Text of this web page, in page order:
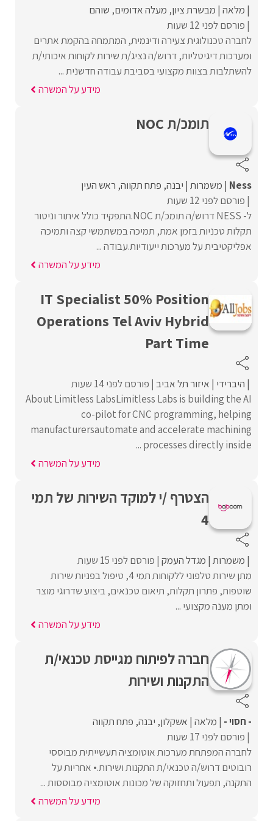
מלאה מבשרת ציון מעלה אדומים שוהם
פורסם לפני 12 שעות
לחברה טכנולוגית צעירה ודינמית, המתמחה בהקמת אתרים
ומערכות דיגיטליות, דרוש/ה נציג/ת שירות לקוחות איכותי/ת
להשתלבות בצוות מקצועי בסביבת עבודה חדשנית ...
מידע על המשרה
תומכ/ת NOC
Ness משמרות יבנה פתח תקווה ראש העין
פורסם לפני 12 שעות
ל- NESS דרוש/ה תומכ/ת NOC.התפקיד כולל איתור וניטור
תקלות טכניות בזמן אמת, תמיכה במשתמשי קצה ותמיכה
אפליקטיבית על מערכות ייעודיות.עבודה ...
מידע על המשרה
IT Specialist 50% Position
Operations Tel Aviv Hybrid
Part Time
היברידי איזור תל אביב פורסם לפני 14 שעות
About Limitless LabsLimitless Labs is building the AI
co-pilot for CNC programming, helping
manufacturersautomate and accelerate machining
processes directly inside ...
מידע על המשרה
הצטרף /י למוקד השירות של תמי
4
משמרות מגדל העמק פורסם לפני 15 שעות
מתן שירות טלפוני ללקוחות תמי 4, טיפול בפניות שירות
שוטפות, פתרון תקלות, תיאום טכנאים, ביצוע שדרוגי מוצר
ומתן מענה מקצועי ...
מידע על המשרה
חברה לפיתוח מגייסת טכנאי/ת
התקנות ושירות
- חסוי - מלאה אשקלון יבנה פתח תקווה
פורסם לפני 17 שעות
לחברה המפתחת מערכות אוטומציה תעשייתית מבוססי
רובוטים דרוש/ה טכנאי/ת התקנות ושירות.• אחריות על
התקנה, תפעול ותחזוקה של מכונות אוטומציה מבוססות ...
מידע על המשרה